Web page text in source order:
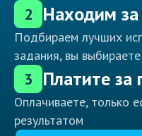
2 Находим
Подбираем лучших
задания, вы
3 Платите за
Оплачиваете, только
результатом